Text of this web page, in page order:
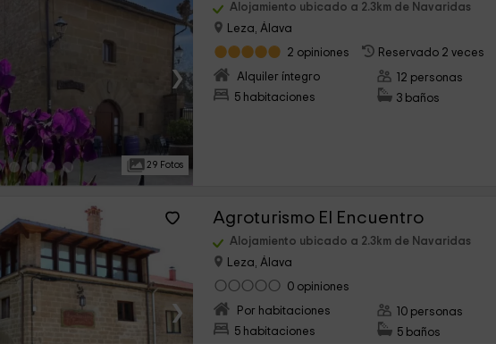
›
29 Fotos
Alojamiento ubicado a 2.3km de Navaridas
Leza, Álava
2 opiniones
Reservado 2 veces
Alquiler íntegro
5 habitaciones
12 personas
3 baños
›
Agroturismo El Encuentro
Alojamiento ubicado a 2.3km de Navaridas
Leza, Álava
0 opiniones
Por habitaciones
5 habitaciones
10 personas
5 baños